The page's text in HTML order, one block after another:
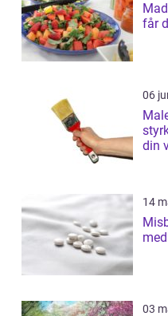
får
06
din
14
03